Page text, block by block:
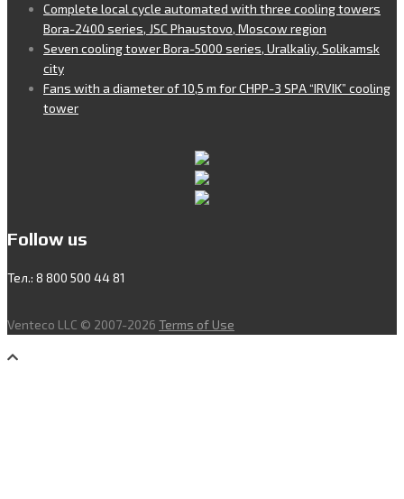
Complete local cycle automated with three cooling towers
Bora-2400 series, JSC Phaustovo, Moscow region
Seven cooling tower Bora-5000 series, Uralkaliy, Solikamsk
city
Fans with a diameter of 10,5 m for CHPP-3 SPA “IRVIK” cooling
tower
Follow us
Тел.: 8 800 500 44 81
Venteco LLC © 2007-2026 Terms of Use